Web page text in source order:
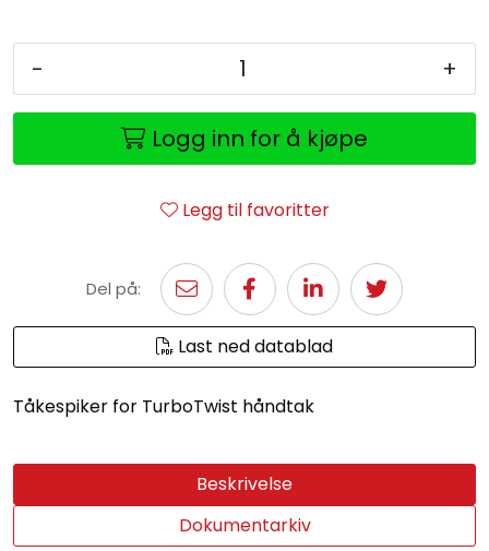
- +
Logg inn for å kjøpe
Legg til favoritter
Del på:
Last ned datablad
Tåkespiker for TurboTwist håndtak
Beskrivelse
Dokumentarkiv